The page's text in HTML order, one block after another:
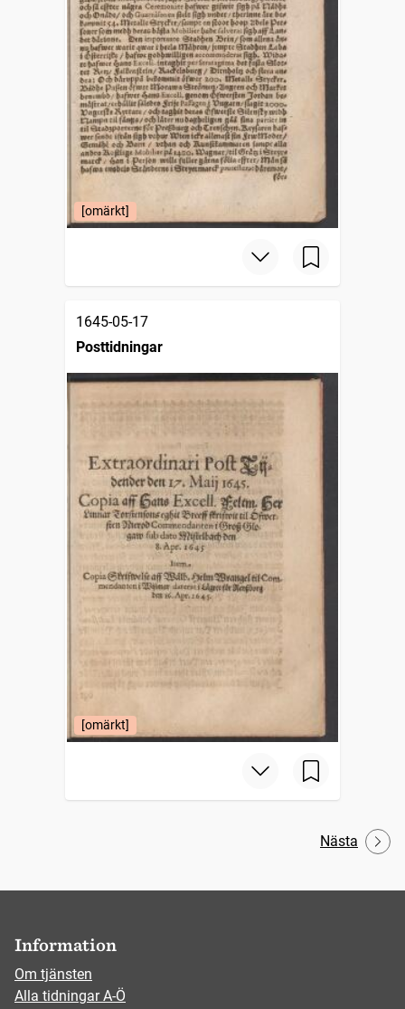
[omärkt]
1645-05-17
Posttidningar
[omärkt]
Nästa
Information
Om tjänsten
Alla tidningar A-Ö